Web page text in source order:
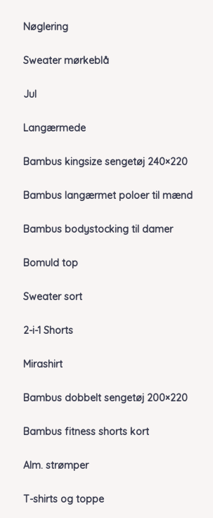
Nøglering
Sweater mørkeblå
Jul
Langærmede
Bambus kingsize sengetøj 240×220
Bambus langærmet poloer til mænd
Bambus bodystocking til damer
Bomuld top
Sweater sort
2-i-1 Shorts
Mirashirt
Bambus dobbelt sengetøj 200×220
Bambus fitness shorts kort
Alm. strømper
T-shirts og toppe